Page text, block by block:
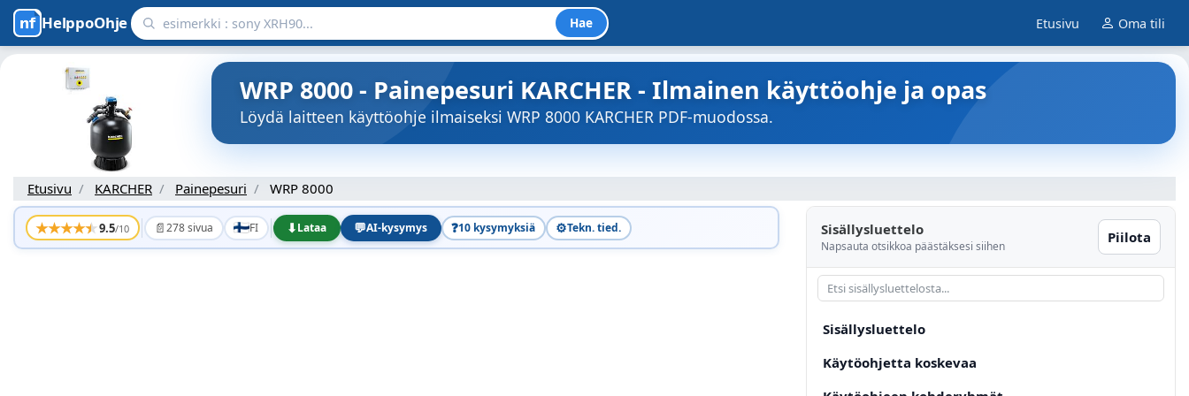
HelppoOhje Hae Etusivu Oma tili
WRP 8000 - Painepesuri KARCHER - Ilmainen käyttöohje ja opas
Löydä laitteen käyttöohje ilmaiseksi WRP 8000 KARCHER PDF-muodossa.
Etusivu KARCHER Painepesuri WRP 8000
★★★★★9.5/10 📄278 sivua FI ⬇Lataa 💬AI-kysymys ❓10 kysymyksiä ⚙️Tekn. tied. Sisällysluettelo
Napsauta otsikkoa päästäksesi siihen
Piilota
Sisällysluettelo
Käytöohjetta koskevaa